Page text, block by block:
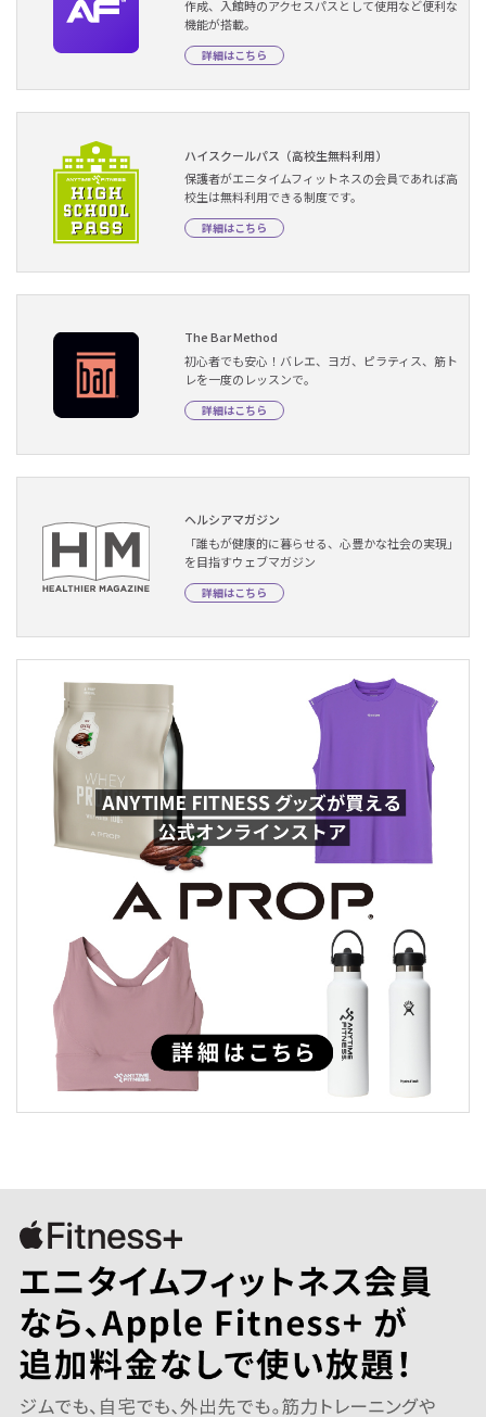
作成、入館時のアクセスパスとして使用など便利な
機能が搭載。
詳細はこちら
ハイスクールパス（高校生無料利用）
保護者がエニタイムフィットネスの会員であれば高
校生は無料利用できる制度です。
詳細はこちら
The Bar Method
初心者でも安心！バレエ、ヨガ、ピラティス、筋ト
レを一度のレッスンで。
詳細はこちら
ヘルシアマガジン
「誰もが健康的に暮らせる、心豊かな社会の実現」
を目指すウェブマガジン
詳細はこちら